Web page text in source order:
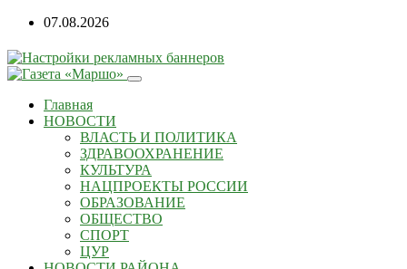
07.08.2026
Главная
НОВОСТИ
ВЛАСТЬ И ПОЛИТИКА
ЗДРАВООХРАНЕНИЕ
КУЛЬТУРА
НАЦПРОЕКТЫ РОССИИ
ОБРАЗОВАНИЕ
ОБЩЕСТВО
СПОРТ
ЦУР